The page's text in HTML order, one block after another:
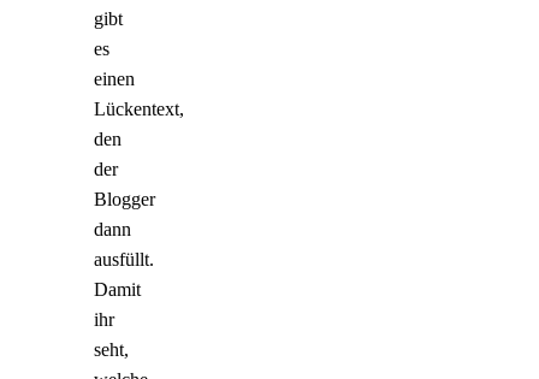
gibt
es
einen
Lückentext,
den
der
Blogger
dann
ausfüllt.
Damit
ihr
seht,